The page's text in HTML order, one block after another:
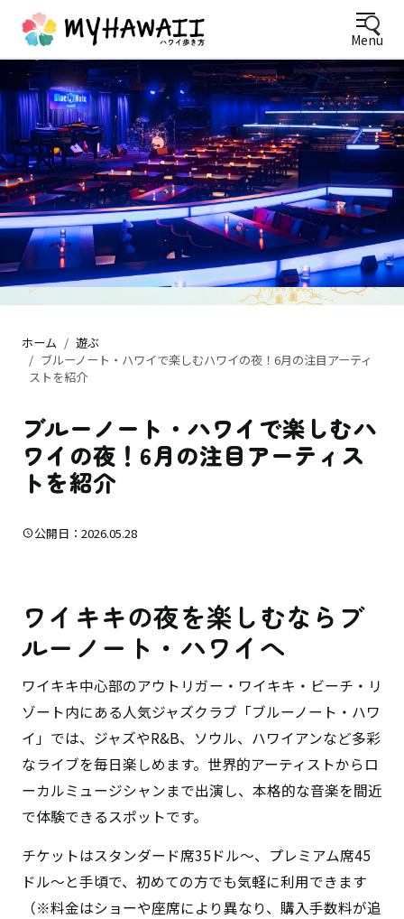
Menu
ワイキキビーチを望むテラス席のパンケーキカフェ
ホーム
遊ぶ
ブルーノート・ハワイで楽しむハワイの夜！6月の注目アーティ
ストを紹介
ブルーノート・ハワイで楽しむハ
ワイの夜！6月の注目アーティス
トを紹介
公開日：2026.05.28
ワイキキの夜を楽しむならブ
ルーノート・ハワイへ
ワイキキ中心部のアウトリガー・ワイキキ・ビーチ・リ
ゾート内にある人気ジャズクラブ「ブルーノート・ハワ
イ」では、ジャズやR&B、ソウル、ハワイアンなど多彩
なライブを毎日楽しめます。世界的アーティストからロ
ーカルミュージシャンまで出演し、本格的な音楽を間近
で体験できるスポットです。
チケットはスタンダード席35ドル～、プレミアム席45
ドル～と手頃で、初めての方でも気軽に利用できます
（※料金はショーや座席により異なり、購入手数料が追